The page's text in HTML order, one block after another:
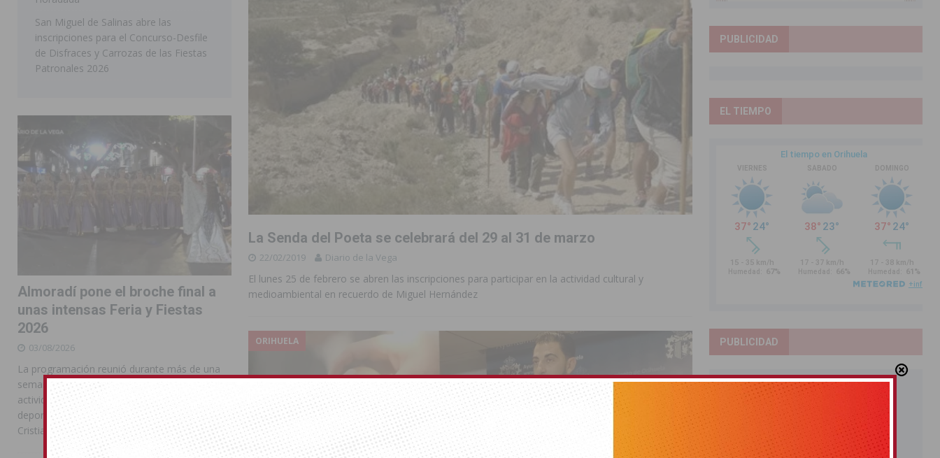
La Senda del Poeta se celebrará del 29 al 31 de marzo
22/02/2019 Diario de la Vega
El lunes 25 de febrero se abren las inscripciones para participar en la actividad cultural y
medioambiental en recuerdo de Miguel Hernández
ORIHUELA
San Miguel de Salinas abre las
inscripciones para el Concurso-Desfile
de Disfraces y Carrozas de las Fiestas
Patronales 2026
Almoradí pone el broche final a
unas intensas Feria y Fiestas
2026
03/08/2026
La programación reunió durante más de una
semana actos institucionales, conciertos,
actividades familiares, competiciones
deportivas y las celebraciones de Moros y
Cristianos
PUBLICIDAD
EL TIEMPO
PUBLICIDAD